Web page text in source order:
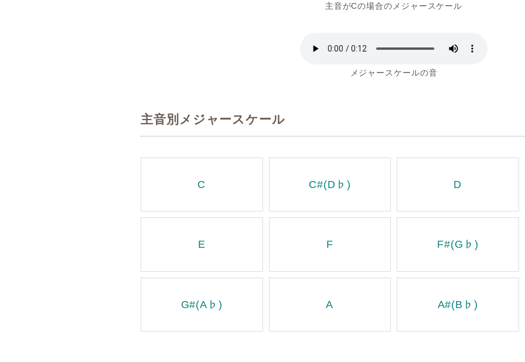
主音がCの場合のメジャースケール
メジャースケールの音
主音別メジャースケール
C C#(D♭) D
E F F#(G♭)
G#(A♭) A A#(B♭)